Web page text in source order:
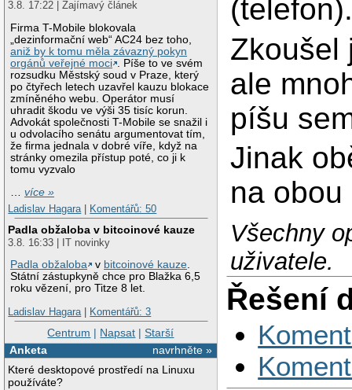
3.8. 17:22 | Zajímavý článek
Firma T-Mobile blokovala
„dezinformační web“ AC24 bez toho,
aniž by k tomu měla závazný pokyn
orgánů veřejné moci
. Píše to ve svém
rozsudku Městský soud v Praze, který
po čtyřech letech uzavřel kauzu blokace
zmíněného webu. Operátor musí
uhradit škodu ve výši 35 tisíc korun.
Advokát společnosti T-Mobile se snažil i
u odvolacího senátu argumentovat tím,
že firma jednala v dobré víře, když na
stránky omezila přístup poté, co ji k
tomu vyzvalo
…více »
Ladislav Hagara| Komentářů: 50
Padla obžaloba v bitcoinové kauze
3.8. 16:33 | IT novinky
Padla obžaloba
v bitcoinové kauze.
Státní zástupkyně chce pro Blažka 6,5
roku vězení, pro Titze 8 let.
Ladislav Hagara| Komentářů: 3
Centrum | Napsat |Starší
navrhněte »
Anketa
Které desktopové prostředí na Linuxu
používáte?
Zkoušel
ale
píšu
Jinak
na
Všechny
uživatele.
Řešení